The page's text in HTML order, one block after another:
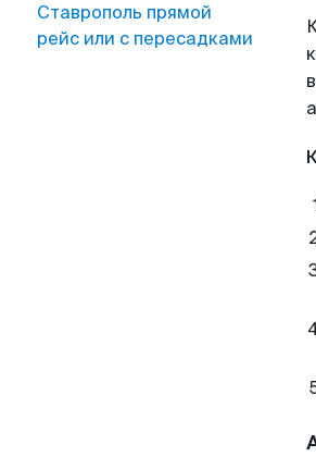
Ставрополь прямой
рейс или с пересадками